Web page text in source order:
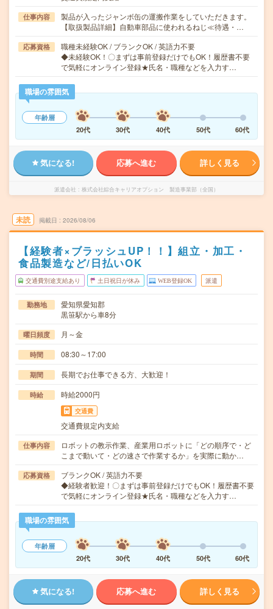
仕事内容
製品が入ったジャンボ缶の運搬作業をしていただきます。
【取扱製品詳細】自動車部品に使われるねじ≪待遇・…
応募資格
職種未経験OK / ブランクOK / 英語力不要
◆未経験OK！〇まずは事前登録だけでもOK！履歴書不要
で気軽にオンライン登録★氏名・職種などを入力す…
職場の雰囲気
年齢層
20代
30代 40代 50代 60代
気になる! 応募へ進む 詳しく見る
派遣会社 株式会社綜合キャリアオプション 製造事業部（全国）
未読 掲載日 2026/08/06
【経験者×ブラッシュUP！！】組立・加工・
食品製造など/日払いOK
交通費別途支給あり 土日祝日が休み WEB登録OK 派遣
勤務地
愛知県愛知郡
黒笹駅から車8分
曜日頻度 月～金
時間 08:30～17:00
期間 長期でお仕事できる方、大歓迎！
時給 時給2000円
交通費
交通費規定内支給
仕事内容
ロボットの教示作業、産業用ロボットに「どの順序で・ど
こまで動いて・どの速さで作業するか」を実際に動か…
応募資格
ブランクOK / 英語力不要
◆経験者歓迎！〇まずは事前登録だけでもOK！履歴書不要
で気軽にオンライン登録★氏名・職種などを入力す…
職場の雰囲気
年齢層
20代
30代 40代 50代 60代
気になる! 応募へ進む 詳しく見る